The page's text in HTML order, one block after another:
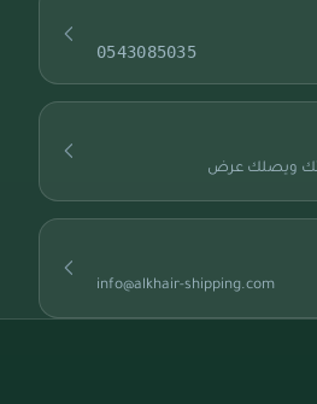
0543085035
ويصلك عرض
info@alkhair-shipping.com